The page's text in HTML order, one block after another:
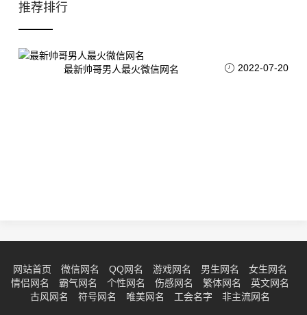
推荐排行
最新帅哥男人最火微信网名 2022-07-20
网站首页 微信网名 QQ网名 游戏网名 男生网名
女生网名
情侣网名
霸气网名 个性网名 伤感网名 繁体网名
英文网名
古风网名
符号网名 唯美网名 工会名字 非主流网名